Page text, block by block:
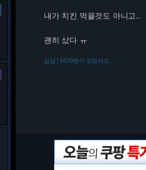
내가 치킨 먹을것도 아니고..
괜히 샀다 ㅠ
잡담 | 6579명이 읽었어요.